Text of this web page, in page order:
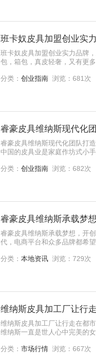
班卡奴皮具加盟创业实
班卡奴皮具加盟创业实力品牌
包，箱包，真皮轻奢，又有更
分类： 创业指南浏览：681次
睿豪皮具维纳斯现代化
睿豪皮具维纳斯现代化团队打
中国的皮具业是家庭作坊式小
分类： 创业指南浏览：682次
睿豪皮具维纳斯承载梦
睿豪皮具维纳斯承载梦想，开
代，电商平台和众多品牌都希
分类： 本地资讯浏览：729次
维纳斯皮具加工厂让行
维纳斯皮具加工厂让行走在都
维纳斯一直是世人心中完美的
分类： 市场行情浏览：667次